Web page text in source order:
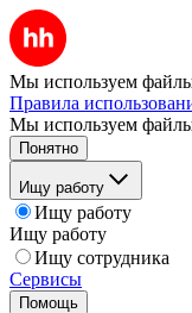
Мы используем файлы
Правила
Мы используем
Понятно
Ищу работу
Ищу работу
Ищу работу
Ищу сотрудника
Сервисы
Помощь